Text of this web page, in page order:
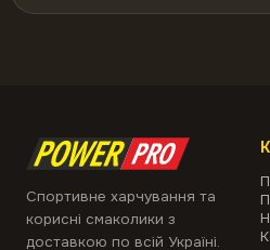
Спортивне харчування та
корисні смаколики з
доставкою по всій Україні.